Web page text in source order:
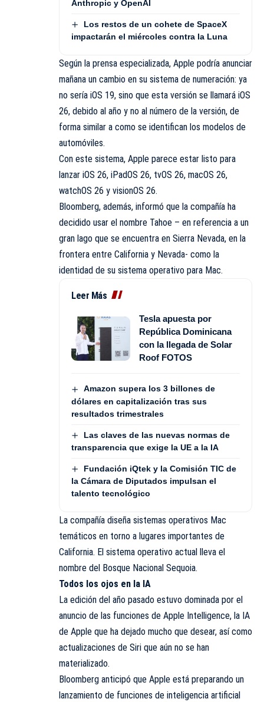
Anthropic y OpenAI
Los restos de un cohete de SpaceX
impactarán el miércoles contra la Luna
Según la prensa especializada, Apple podría anunciar
mañana un cambio en su sistema de numeración: ya
no sería iOS 19, sino que esta versión se llamará iOS
26, debido al año y no al número de la versión, de
forma similar a como se identifican los modelos de
automóviles.
Con este sistema, Apple parece estar listo para
lanzar iOS 26, iPadOS 26, tvOS 26, macOS 26,
watchOS 26 y visionOS 26.
Bloomberg, además, informó que la compañía ha
decidido usar el nombre Tahoe – en referencia a un
gran lago que se encuentra en Sierra Nevada, en la
frontera entre California y Nevada- como la
identidad de su sistema operativo para Mac.
Leer Más
Tesla apuesta por
República Dominicana
con la llegada de Solar
Roof FOTOS
Amazon supera los 3 billones de
dólares en capitalización tras sus
resultados trimestrales
Las claves de las nuevas normas de
transparencia que exige la UE a la IA
Fundación iQtek y la Comisión TIC de
la Cámara de Diputados impulsan el
talento tecnológico
La compañía diseña sistemas operativos Mac
temáticos en torno a lugares importantes de
California. El sistema operativo actual lleva el
nombre del Bosque Nacional Sequoia.
Todos los ojos en la IA
La edición del año pasado estuvo dominada por el
anuncio de las funciones de Apple Intelligence, la IA
de Apple que ha dejado mucho que desear, así como
actualizaciones de Siri que aún no se han
materializado.
Bloomberg anticipó que Apple está preparando un
lanzamiento de funciones de inteligencia artificial